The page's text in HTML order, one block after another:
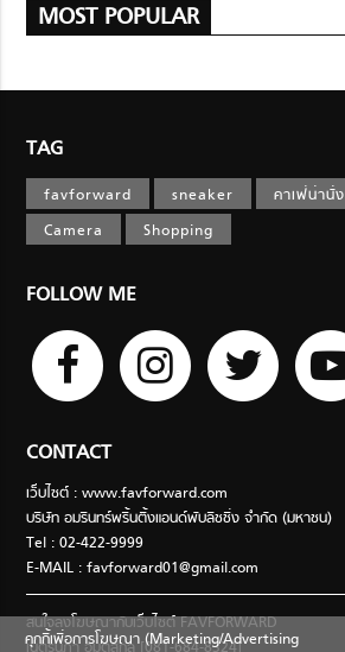
MOST POPULAR
TAG
favforward sneaker คาเฟ่น่านั่ง
Camera
Shopping
FOLLOW ME
CONTACT
เว็บไซต์ : www.favforward.com
บริษัท อมรินทร์พริ้นติ้งแอนด์พับลิชชิ่ง จำกัด (มหาชน)
Tel : 02-422-9999
E-MAIL :favforward01@gmail.com
สนใจลงโฆษณากับเว็บไซต์ FAVFORWARD
คุกกี้เพื่อการโฆษณา (Marketing/Advertising